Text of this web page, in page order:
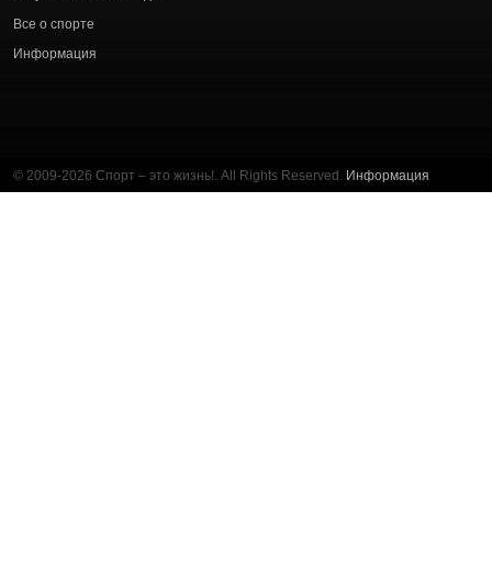
Все о спорте
Информация
© 2009-2026 Спорт – это жизнь!. All Rights Reserved. Информация